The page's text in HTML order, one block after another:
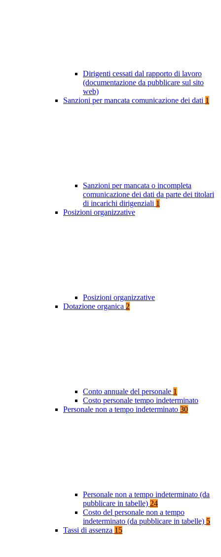
Dirigenti cessati dal rapporto di lavoro
(documentazione da pubblicare sul sito
web)
Sanzioni per mancata comunicazione dei dati 1
Sanzioni per mancata o incompleta
comunicazione dei dati da parte dei titolari
di incarichi dirigenziali 1
Posizioni organizzative
Posizioni organizzative
Dotazione organica 2
Conto annuale del personale 1
Costo personale tempo indeterminato
Personale non a tempo indeterminato 30
Personale non a tempo indeterminato (da
pubblicare in tabelle) 24
Costo del personale non a tempo
indeterminato (da pubblicare in tabelle) 5
Tassi di assenza 15